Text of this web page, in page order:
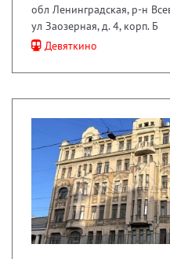
обл Ленинградская, р-н
ул Заозерная, д. 4, корп. Б
Девяткино